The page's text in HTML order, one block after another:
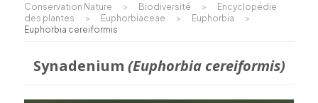
Conservation Nature > Biodiversité >
Encyclopédie
des plantes
> Euphorbiaceae > Euphorbia
>
Euphorbia cereiformis
Synadenium (Euphorbia cereiformis)